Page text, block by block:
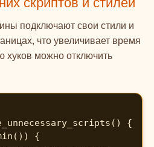
подключают свои стили и
что увеличивает время
хуков можно отключить
{